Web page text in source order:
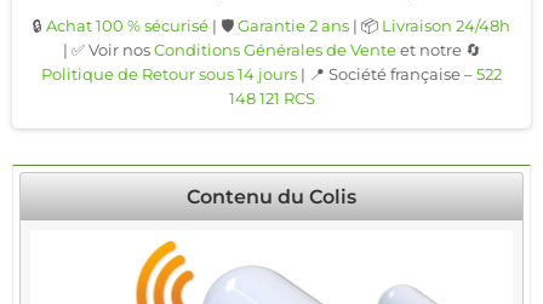
🔒 Achat 100 % sécurisé | 🛡️Garantie 2 ans | 📦 Livraison 24/48h
| ✅ Voir nosConditions Générales de Venteet notre 🔄
Politique de Retour sous 14 jours | 📍 Société française –522
148 121 RCS
Contenu du Colis